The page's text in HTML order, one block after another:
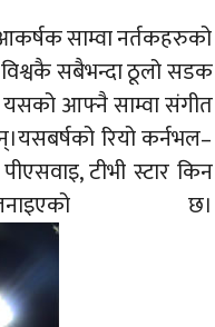
साम्वा नर्तकहरुको
सबैभन्दा ठूलो सडक
यसको आफ्नै साम्वा संगीत
रियो कर्नभल–
टीभी स्टार किन
छ।